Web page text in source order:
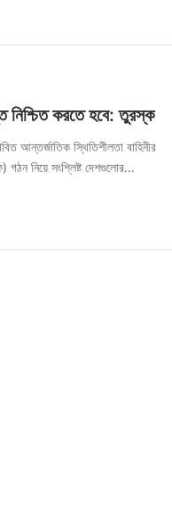
নিশ্চিত করতে হবে: তুরস্ক
আন্তর্জাতিক স্থিতিশীলতা বাহিনীর
গঠন নিয়ে সংশ্লিষ্ট দেশগুলোর…